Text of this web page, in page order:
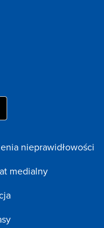
nieprawidłowości
medialny